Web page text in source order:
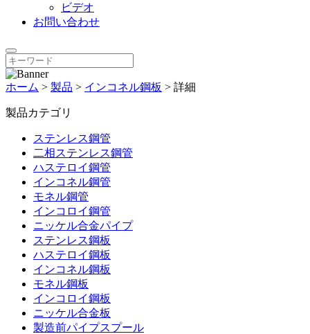
ビデオ
お問い合わせ
ホーム > 製品 > インコネル鋼板 > 詳細
製品カテゴリ
ステンレス鋼管
二相ステンレス鋼管
ハステロイ鋼管
インコネル鋼管
モネル鋼管
インコロイ鋼管
ニッケル合金パイプ
ステンレス鋼板
ハステロイ鋼板
インコネル鋼板
モネル鋼板
インコロイ鋼板
ニッケル合金板
製造前パイプスプール